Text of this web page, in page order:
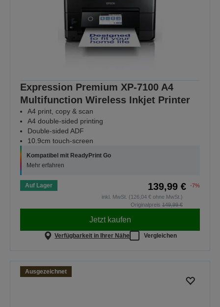
Expression Premium XP-7100 A4
Multifunction Wireless Inkjet Printer
A4 print, copy & scan
A4 double-sided printing
Double-sided ADF
10.9cm touch-screen
Kompatibel mit ReadyPrint Go
Mehr erfahren
Auf Lager 139,99 €
-7%
inkl. MwSt. (126,04 € ohne MwSt.)
Originalpreis 149,99 €
Jetzt kaufen
Verfügbarkeit in Ihrer Nähe Vergleichen
Ausgezeichnet